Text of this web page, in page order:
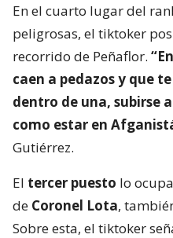
En el cuarto lugar del
peligrosas, el tiktoker
recorrido de Peñaflor.
caen a pedazos y que
dentro de una, subirse
como estar en
Gutiérrez.
El tercer puesto lo
de Coronel Lota,
Sobre esta, el tiktoker